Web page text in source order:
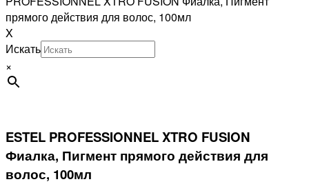
прямого действия для волос, 100мл
X
Искать
×
ESTEL PROFESSIONNEL XTRO FUSION
Фиалка, Пигмент прямого действия для
волос, 100мл